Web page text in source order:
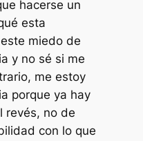
hacerse un
esta
miedo de
y no sé si me
me estoy
porque ya hay
revés, no de
con lo que